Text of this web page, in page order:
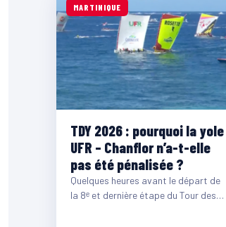
MARTINIQUE
TDY 2026 : pourquoi la yole
UFR – Chanflor n’a-t-elle
pas été pénalisée ?
Quelques heures avant le départ de
la 8ᵉ et dernière étape du Tour des